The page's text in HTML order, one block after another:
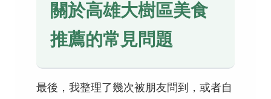
關於高雄大樹區美食
推薦的常見問題
最後，我整理了幾次被朋友問到，或者自